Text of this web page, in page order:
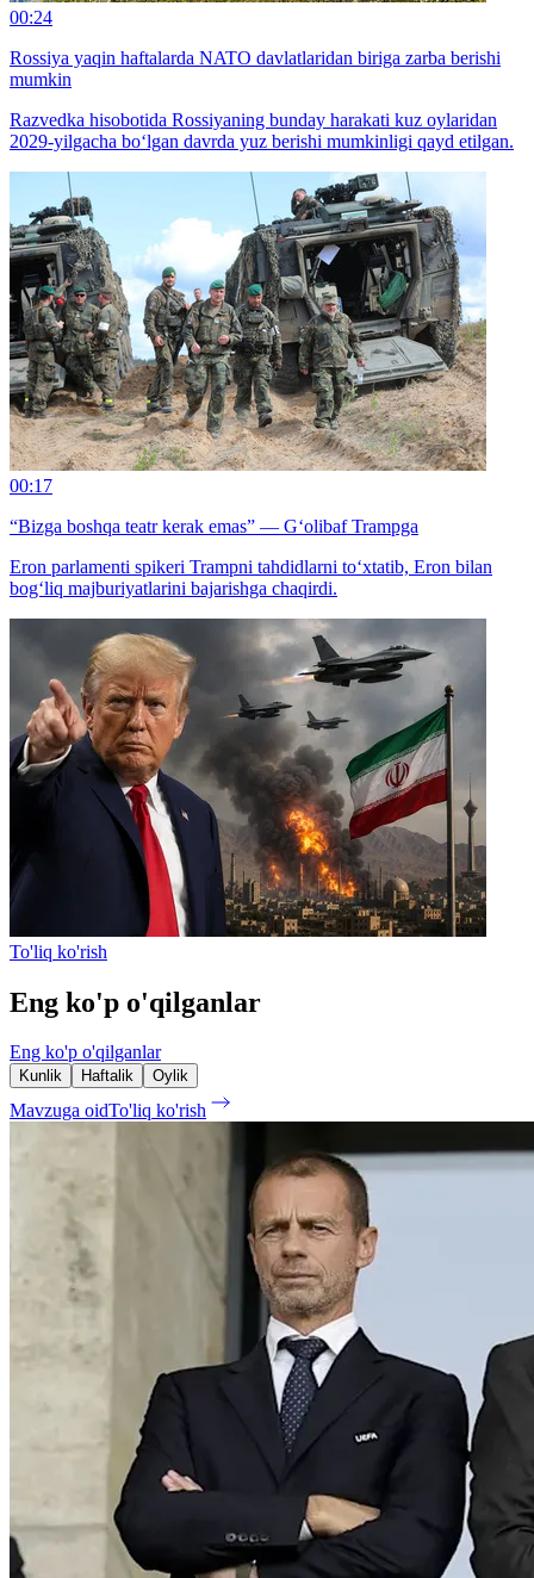
00:24
Rossiya yaqin haftalarda NATO davlatlaridan biriga zarba berishi
mumkin
Razvedka hisobotida Rossiyaning bunday harakati kuz oylaridan
2029-yilgacha bo‘lgan davrda yuz berishi mumkinligi qayd etilgan.
00:17
“Bizga boshqa teatr kerak emas” — G‘olibaf Trampga
Eron parlamenti spikeri Trampni tahdidlarni to‘xtatib, Eron bilan
bog‘liq majburiyatlarini bajarishga chaqirdi.
To'liq ko'rish
Eng ko'p o'qilganlar
Eng ko'p o'qilganlar
Kunlik Haftalik Oylik
Mavzuga oidTo'liq ko'rish